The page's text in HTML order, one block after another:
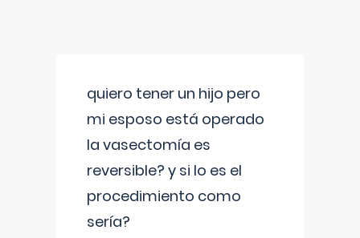
quiero tener un hijo pero
mi esposo está operado
la vasectomía es
reversible? y si lo es el
procedimiento como
sería?